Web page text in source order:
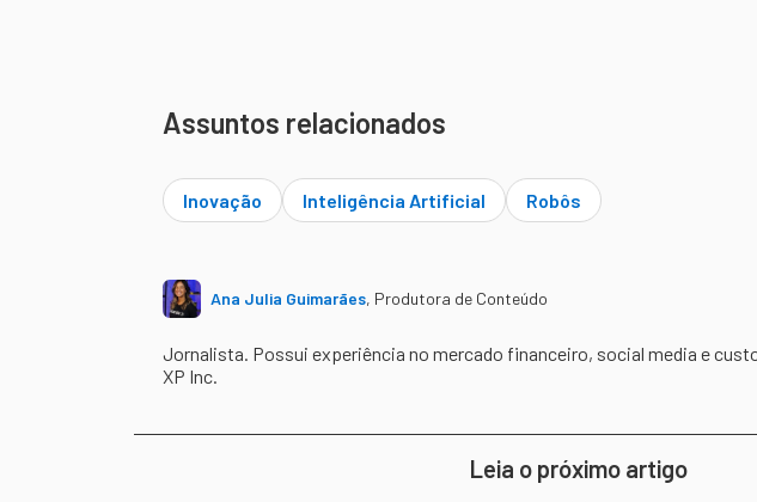
Assuntos relacionados
Inovação Inteligência Artificial Robôs
Ana Julia Guimarães, Produtora de Conteúdo
Jornalista. Possui experiência no mercado financeiro, social media e
XP Inc.
Leia o próximo artigo